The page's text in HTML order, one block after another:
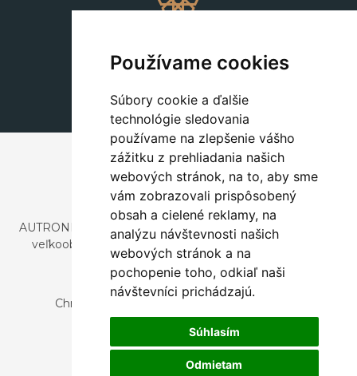
Používame cookies
Súbory cookie a ďalšie
technológie sledovania
používame na zlepšenie vášho
zážitku z prehliadania našich
webových stránok, na to, aby sme
vám zobrazovali prispôsobený
obsah a cielené reklamy, na
analýzu návštevnosti našich
webových stránok a na
pochopenie toho, odkiaľ naši
návštevníci prichádzajú.
Súhlasím
Odmietam
+420 311 604 182
dekorace@autronic.cz
AUTRONIC, s.r.o. je spoločnosť zaoberajúca sa dovozom a
veľkoobchodným predajom dizajnového aj štýlového
nábytku a dekorácií.
Česká republika
Chrustenice 270, 267 12 Loděnice u Berouna
Slovensko
Nová 366, 032 02 Závažná Poruba